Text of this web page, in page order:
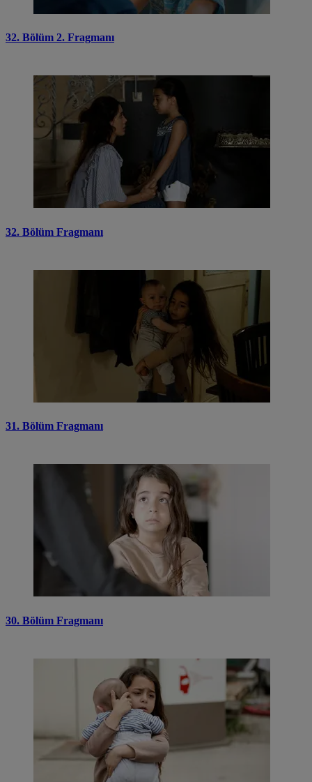
32. Bölüm 2. Fragmanı
32. Bölüm Fragmanı
31. Bölüm Fragmanı
30. Bölüm Fragmanı